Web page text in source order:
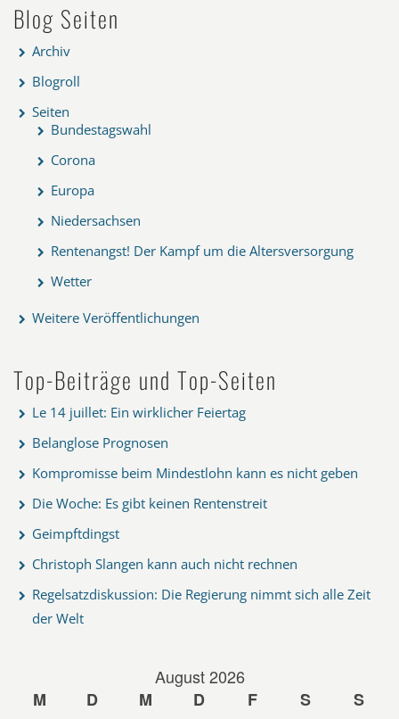
Blog Seiten
Archiv
Blogroll
Seiten
Bundestagswahl
Corona
Europa
Niedersachsen
Rentenangst! Der Kampf um die Altersversorgung
Wetter
Weitere Veröffentlichungen
Top-Beiträge und Top-Seiten
Le 14 juillet: Ein wirklicher Feiertag
Belanglose Prognosen
Kompromisse beim Mindestlohn kann es nicht geben
Die Woche: Es gibt keinen Rentenstreit
Geimpftdingst
Christoph Slangen kann auch nicht rechnen
Regelsatzdiskussion: Die Regierung nimmt sich alle Zeit
der Welt
August 2026
M
D M D F S
S